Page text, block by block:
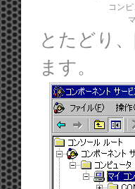
コンピ
マ
とたどり
ます。